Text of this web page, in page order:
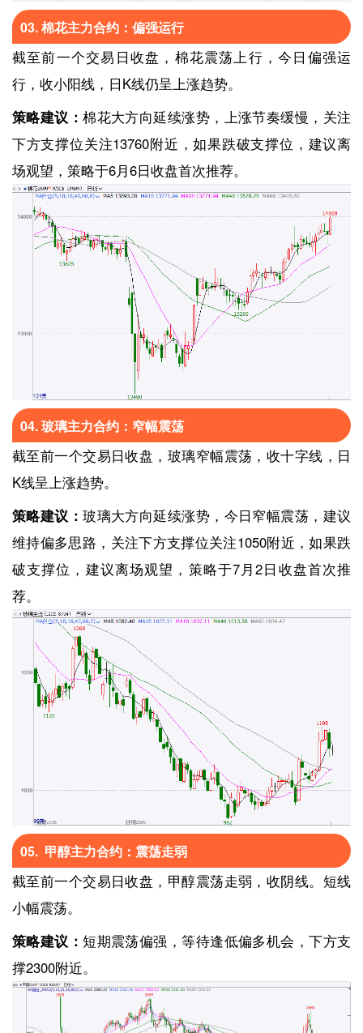
03. 棉花主力合约：偏强运行
截至前一个交易日收盘，棉花震荡上行，今日偏强运
行，收小阳线，日K线仍呈上涨趋势。
策略建议：棉花大方向延续涨势，上涨节奏缓慢，关注
下方支撑位关注13760附近，如果跌破支撑位，建议离
场观望，策略于6月6日收盘首次推荐。
04. 玻璃主力合约：窄幅震荡
截至前一个交易日收盘，玻璃窄幅震荡，收十字线，日
K线呈上涨趋势。
策略建议：玻璃大方向延续涨势，今日窄幅震荡，建议
维持偏多思路，关注下方支撑位关注1050附近，如果跌
破支撑位，建议离场观望，策略于7月2日收盘首次推
荐。
05. 甲醇主力合约：震荡走弱
截至前一个交易日收盘，甲醇震荡走弱，收阴线。短线
小幅震荡。
策略建议：短期震荡偏强，等待逢低偏多机会，下方支
撑2300附近。